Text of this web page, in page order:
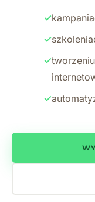
✓
✓
✓
✓